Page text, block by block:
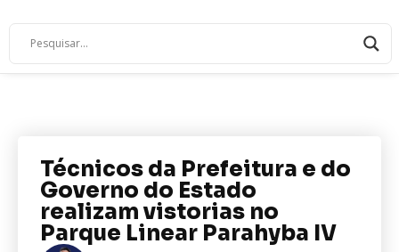
Técnicos da Prefeitura e do
Governo do Estado
realizam vistorias no
Parque Linear Parahyba IV